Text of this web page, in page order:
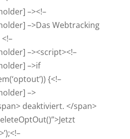
–><!–
–>Das Web­tracking
–><script><!–
–>if
{<!–
–>
deak­ti­viert. </span>